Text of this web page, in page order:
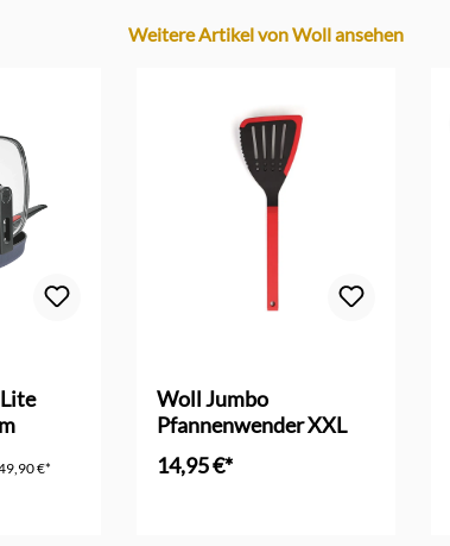
Weitere Artikel von Woll ansehen
€*
Woll Jumbo
Pfannenwender XXL
14,95 €*